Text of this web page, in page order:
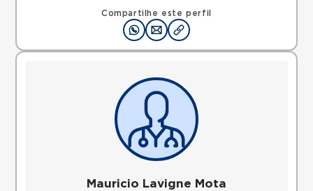
Compartilhe este perfil
Mauricio Lavigne Mota